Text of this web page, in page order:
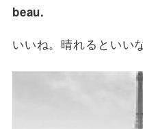
beau.
いいね。晴れるといいな